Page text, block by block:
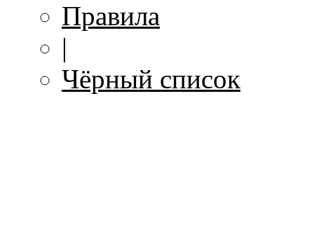
Правила
|
Чёрный список